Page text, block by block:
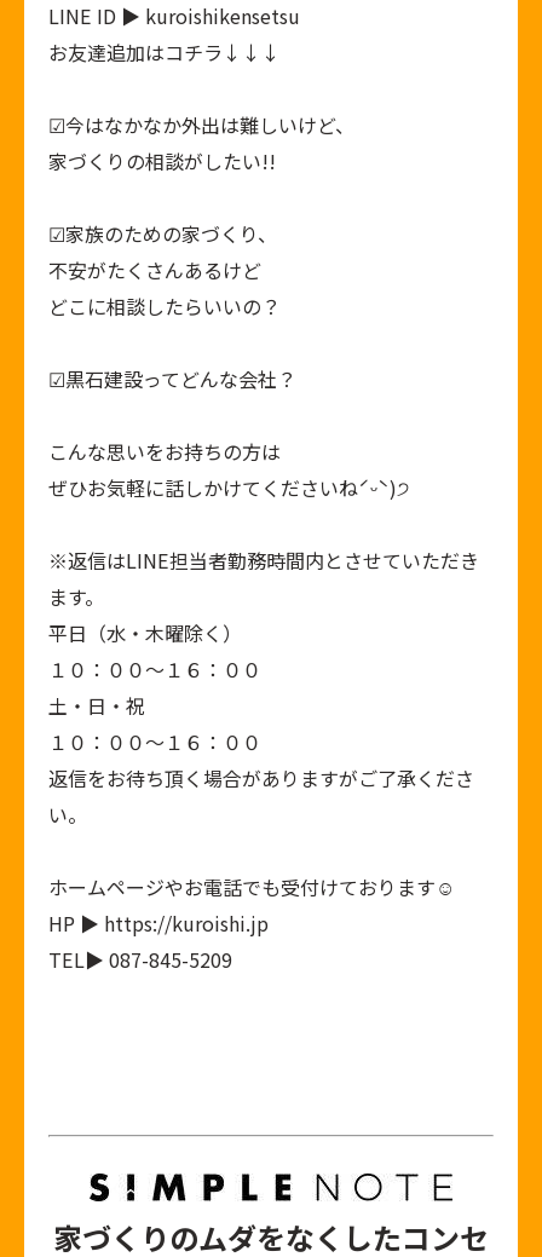
LINE ID ▶ kuroishikensetsu
お友達追加はコチラ↓↓↓
︎︎︎︎︎︎☑︎今はなかなか外出は難しいけど、
家づくりの相談がしたい!!
︎︎︎︎︎︎☑︎家族のための家づくり、
不安がたくさんあるけど
どこに相談したらいいの？
︎︎︎︎︎︎☑︎黒石建設ってどんな会社？
こんな思いをお持ちの方は
ぜひお気軽に話しかけてくださいねˊᵕˋ)੭
※返信はLINE担当者勤務時間内とさせていただき
ます。
平日（水・木曜除く）
１０：００～１６：００
土・日・祝
１０：００～１６：００
返信をお待ち頂く場合がありますがご了承くださ
い。
ホームページやお電話でも受付けております☺︎
HP ▶ https://kuroishi.jp
TEL▶ 087-845-5209
家づくりのムダをなくしたコンセ